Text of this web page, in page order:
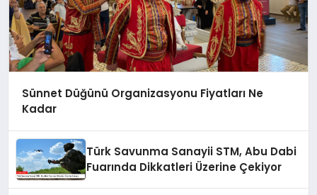
Sünnet Düğünü Organizasyonu Fiyatları Ne
Kadar
Türk Savunma Sanayii STM, Abu Dabi
Fuarında Dikkatleri Üzerine Çekiyor